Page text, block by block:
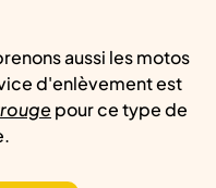
aussi les motos
d'enlèvement est
pour ce type de